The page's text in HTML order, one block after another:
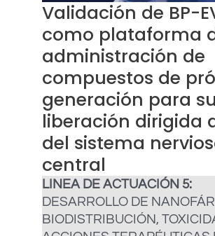
Validación de BP-
como plataforma
administración de
compuestos de
generación para su
liberación dirigida
del sistema
central
LINEA DE ACTUACIÓN 5:
DESARROLLO DE
BIODISTRIBUCIÓN,